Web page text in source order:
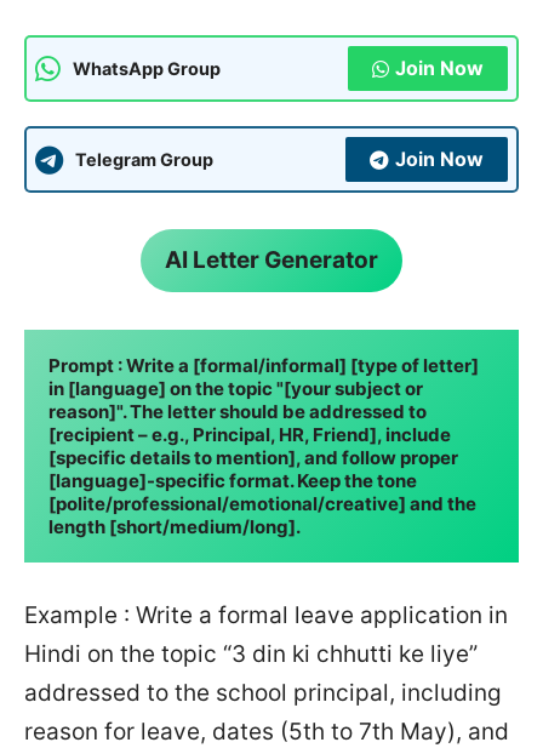
WhatsApp Group Join Now
Telegram Group Join Now
AI Letter Generator
Prompt : Write a [formal/informal] [type of letter]
in [language] on the topic "[your subject or
reason]". The letter should be addressed to
[recipient – e.g., Principal, HR, Friend], include
[specific details to mention], and follow proper
[language]-specific format. Keep the tone
[polite/professional/emotional/creative] and the
length [short/medium/long].
Example : Write a formal leave application in
Hindi on the topic “3 din ki chhutti ke liye”
addressed to the school principal, including
reason for leave, dates (5th to 7th May), and